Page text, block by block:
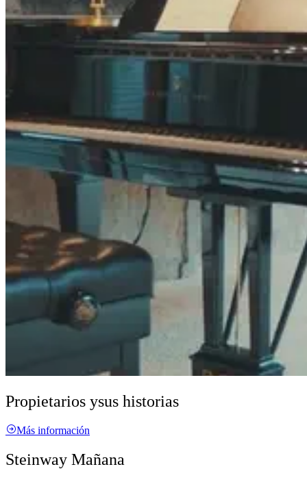
Propietarios ysus historias
Más información
Steinway Mañana